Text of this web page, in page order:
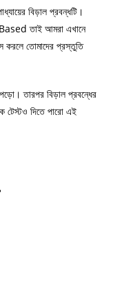
বিড়াল প্রবন্ধটি।
তাই আমরা এখানে
করলে তোমাদের প্রস্তুতি
তারপর বিড়াল প্রবন্ধের
দিতে পারো এই